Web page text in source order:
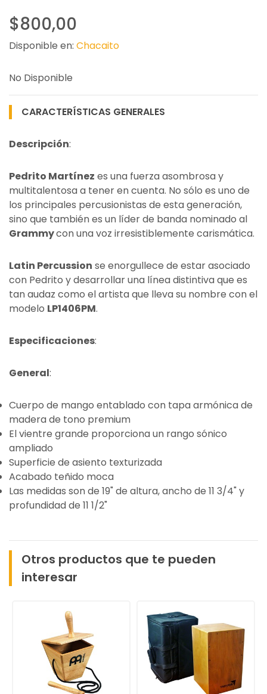
$800,00
Disponible en: Chacaito
No Disponible
CARACTERÍSTICAS GENERALES
Descripción:
Pedrito Martínez es una fuerza asombrosa y
multitalentosa a tener en cuenta. No sólo es uno de
los principales percusionistas de esta generación,
sino que también es un líder de banda nominado al
Grammycon una voz irresistiblemente carismática.
Latin Percussion se enorgullece de estar asociado
con Pedrito y desarrollar una línea distintiva que es
tan audaz como el artista que lleva su nombre con el
modelo LP1406PM.
Especificaciones:
General:
Cuerpo de mango entablado con tapa armónica de
madera de tono premium
El vientre grande proporciona un rango sónico
ampliado
Superficie de asiento texturizada
Acabado teñido moca
Las medidas son de 19" de altura, ancho de 11 3/4" y
profundidad de 11 1/2"
Otros productos que te pueden
interesar